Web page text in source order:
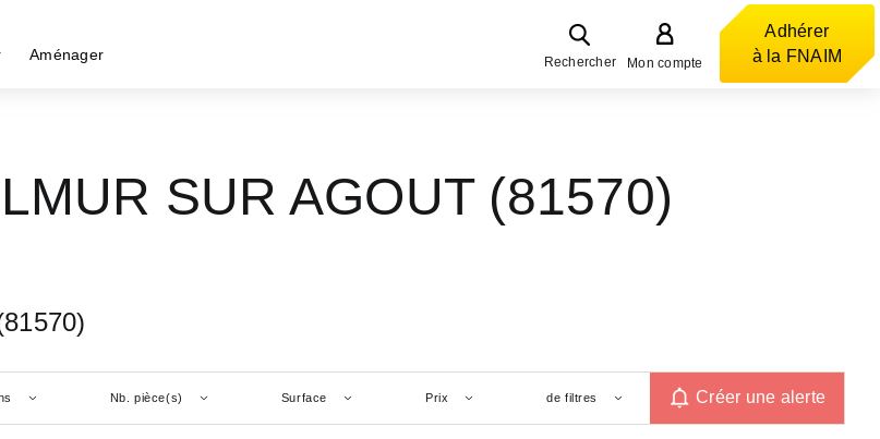
Aménager Rechercher Mon compte
Adhérer
à la FNAIM
SUR AGOUT (81570)
Nb. pièce(s) Surface Prix de filtres Créer une alerte